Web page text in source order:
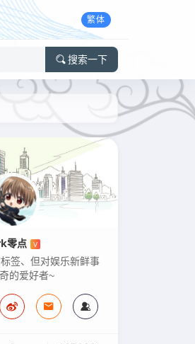
繁体
搜索一下
零点 V
签、但对娱乐新鲜事
的爱好者~